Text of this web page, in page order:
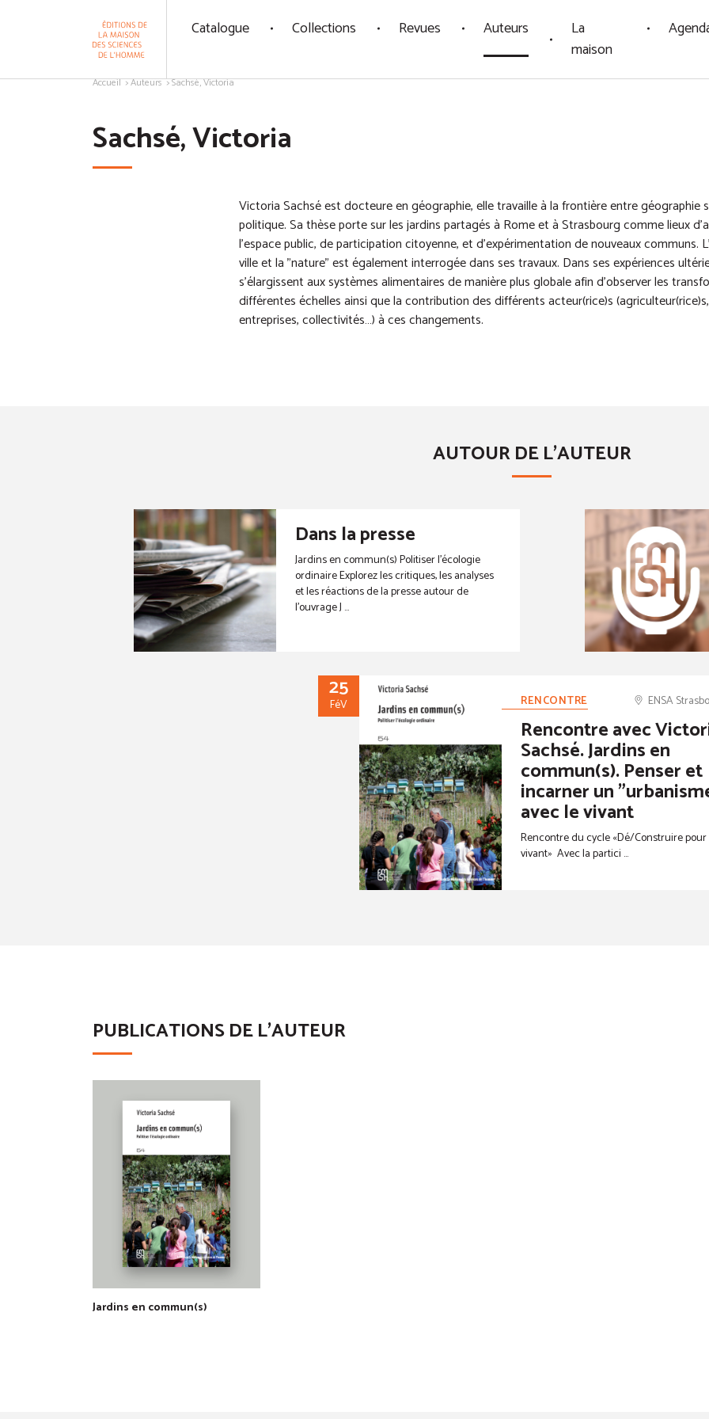
Catalogue Collections Revues Auteurs
La
maison
Accueil Auteurs Sachsé, Victoria
Sachsé, Victoria
Victoria Sachsé est docteure en géographie, elle travaille à la frontière entre géographie
politique. Sa thèse porte sur les jardins partagés à Rome et à Strasbourg comme lieux
l'espace public, de participation citoyenne, et d'expérimentation de nouveaux communs.
ville et la "nature" est également interrogée dans ses travaux. Dans ses expériences
s'élargissent aux systèmes alimentaires de manière plus globale afin d'observer les
différentes échelles ainsi que la contribution des différents acteur(rice)s
entreprises, collectivités…) à ces changements.
AUTOUR DE L'AUTEUR
Dans la presse
Jardins en commun(s) Politiser l’écologie
ordinaire Explorez les critiques, les analyses
et les réactions de la presse autour de
l’ouvrage J ...
25
FéV RENCONTRE
Rencontre avec
Sachsé. Jardins en
commun(s). Penser et
incarner un
avec le vivant
Rencontre du cycle «Dé/Construire
vivant» Avec la partici ...
ENSA
PUBLICATIONS DE L'AUTEUR
Jardins en commun(s)